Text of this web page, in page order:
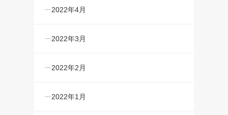
2022年4月
2022年3月
2022年2月
2022年1月